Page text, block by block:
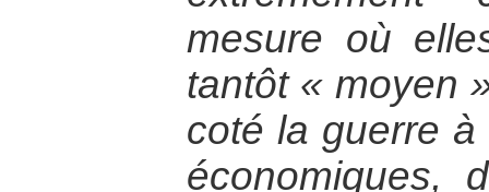
mesure où
tantôt « moyen
coté la guerre
économiques,